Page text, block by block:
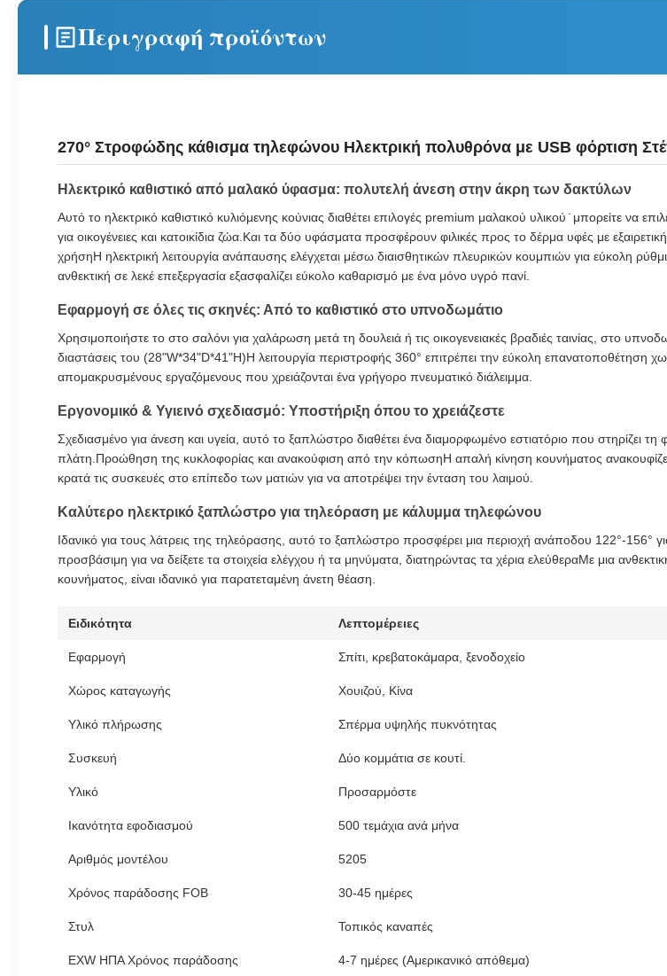
Περιγραφή προϊόντων
270° Στροφώδης κάθισμα τηλεφώνου Ηλεκτρική πολυθρόνα με USB φόρτιση
Ηλεκτρικό καθιστικό από μαλακό ύφασμα: πολυτελή άνεση στην άκρη των δακτύλων
Αυτό το ηλεκτρικό καθιστικό κυλιόμενης κούνιας διαθέτει επιλογές premium μαλακού υλικού ̇ μπορείτε να
για οικογένειες και κατοικίδια ζώα.Και τα δύο υφάσματα προσφέρουν φιλικές προς το δέρμα υφές με
χρήσηΗ ηλεκτρική λειτουργία ανάπαυσης ελέγχεται μέσω διαισθητικών πλευρικών κουμπιών για εύκολη
ανθεκτική σε λεκέ επεξεργασία εξασφαλίζει εύκολο καθαρισμό με ένα μόνο υγρό πανί.
Εφαρμογή σε όλες τις σκηνές: Από το καθιστικό στο υπνοδωμάτιο
Χρησιμοποιήστε το στο σαλόνι για χαλάρωση μετά τη δουλειά ή τις οικογενειακές βραδιές ταινίας, στο
διαστάσεις του (28"W*34"D*41"H)Η λειτουργία περιστροφής 360° επιτρέπει την εύκολη επανατοποθέτηση
απομακρυσμένους εργαζόμενους που χρειάζονται ένα γρήγορο πνευματικό διάλειμμα.
Εργονομικό & Υγιεινό σχεδιασμό: Υποστήριξη όπου το χρειάζεστε
Σχεδιασμένο για άνεση και υγεία, αυτό το ξαπλώστρο διαθέτει ένα διαμορφωμένο εστιατόριο που στηρίζει
πλάτη.Προώθηση της κυκλοφορίας και ανακούφιση από την κόπωσηΗ απαλή κίνηση κουνήματος
κρατά τις συσκευές στο επίπεδο των ματιών για να αποτρέψει την ένταση του λαιμού.
Καλύτερο ηλεκτρικό ξαπλώστρο για τηλεόραση με κάλυμμα τηλεφώνου
Ιδανικό για τους λάτρεις της τηλεόρασης, αυτό το ξαπλώστρο προσφέρει μια περιοχή ανάποδου 122°-156°
προσβάσιμη για να δείξετε τα στοιχεία ελέγχου ή τα μηνύματα, διατηρώντας τα χέρια ελεύθεραΜε μια
κουνήματος, είναι ιδανικό για παρατεταμένη άνετη θέαση.
Ειδικότητα Λεπτομέρειες
Εφαρμογή Σπίτι, κρεβατοκάμαρα, ξενοδοχείο
Χώρος καταγωγής Χουιζού, Κίνα
Υλικό πλήρωσης Σπέρμα υψηλής πυκνότητας
Συσκευή Δύο κομμάτια σε κουτί.
Υλικό Προσαρμόστε
Ικανότητα εφοδιασμού 500 τεμάχια ανά μήνα
Αριθμός μοντέλου 5205
Χρόνος παράδοσης FOB 30-45 ημέρες
Στυλ Τοπικός καναπές
EXW ΗΠΑ Χρόνος παράδοσης 4-7 ημέρες (Αμερικανικό απόθεμα)